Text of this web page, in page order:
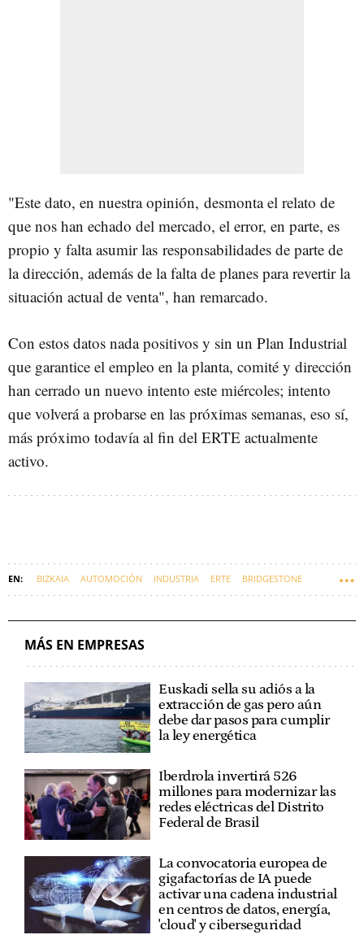
"Este dato, en nuestra opinión, desmonta el relato de
que nos han echado del mercado, el error, en parte, es
propio y falta asumir las responsabilidades de parte de
la dirección, además de la falta de planes para revertir la
situación actual de venta", han remarcado.
Con estos datos nada positivos y sin un Plan Industrial
que garantice el empleo en la planta, comité y dirección
han cerrado un nuevo intento este miércoles; intento
que volverá a probarse en las próximas semanas, eso sí,
más próximo todavía al fin del ERTE actualmente
activo.
BIZKAIA AUTOMOCIÓN INDUSTRIA ERTE BRIDGESTONE
MÁS EN EMPRESAS
Euskadi sella su adiós a la
extracción de gas pero aún
debe dar pasos para cumplir
la ley energética
Iberdrola invertirá 526
millones para modernizar las
redes eléctricas del Distrito
Federal de Brasil
La convocatoria europea de
gigafactorías de IA puede
activar una cadena industrial
en centros de datos, energía,
'cloud' y ciberseguridad